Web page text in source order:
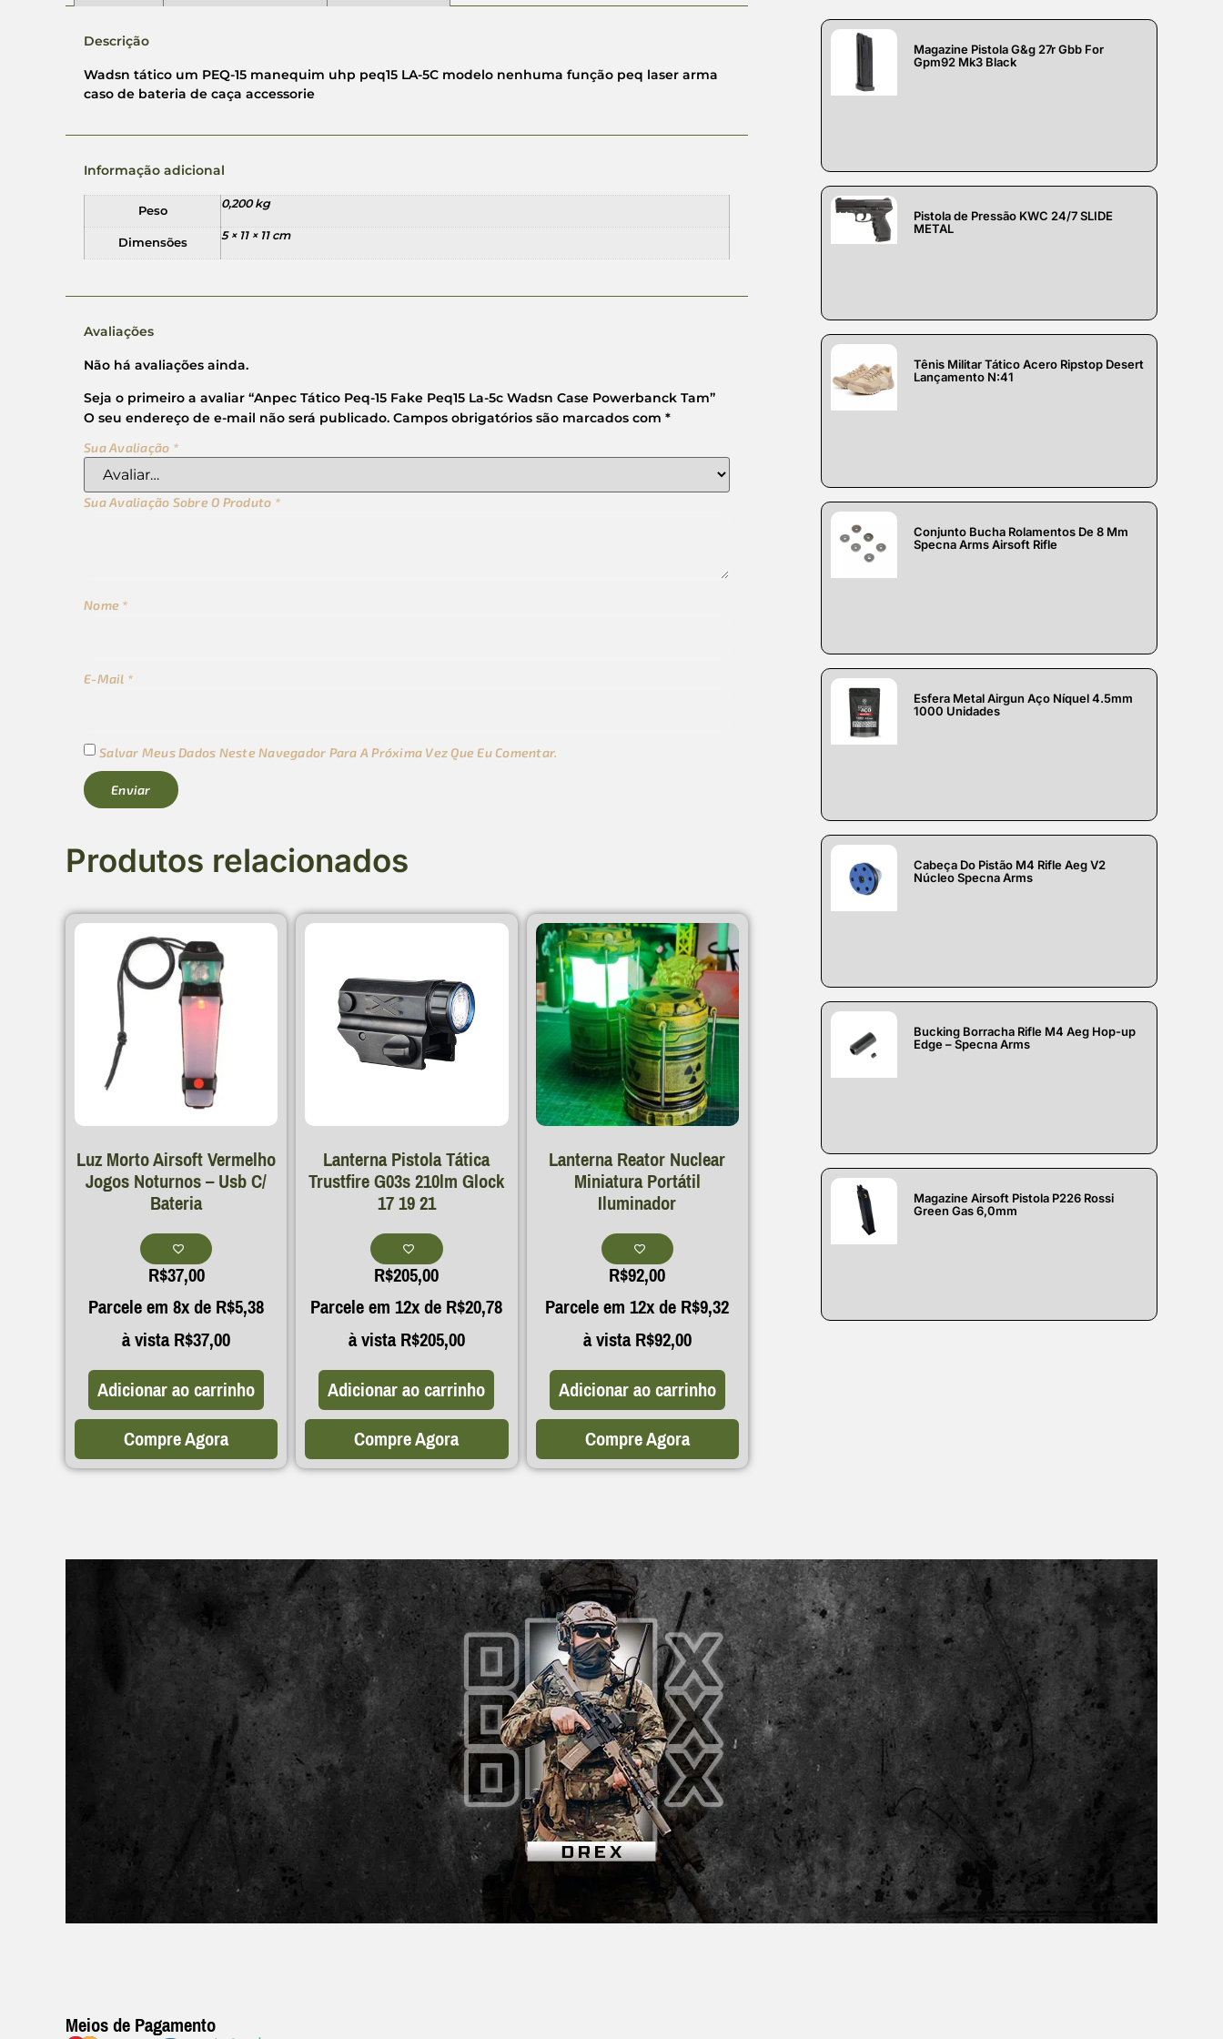
Descrição
Wadsn tático um PEQ-15 manequim uhp peq15 LA-5C modelo nenhuma função peq laser arma
caso de bateria de caça accessorie
Informação adicional
Peso
0,200 kg
Dimensões
5 × 11 × 11 cm
Avaliações
Não há avaliações ainda.
Seja o primeiro a avaliar “Anpec Tático Peq-15 Fake Peq15 La-5c Wadsn Case Powerbanck Tam”
O seu endereço de e-mail não será publicado. Campos obrigatórios são marcados com *
Sua Avaliação *
Sua Avaliação Sobre O Produto *
Nome *
E-Mail *
Salvar Meus Dados Neste Navegador Para A Próxima Vez Que Eu Comentar.
Produtos relacionados
Luz Morto Airsoft Vermelho
Jogos Noturnos – Usb C/
Bateria
R$37,00
Parcele em 8x deR$5,38
à vistaR$37,00
Adicionar ao carrinho
Compre Agora
Lanterna Pistola Tática
Trustfire G03s 210lm Glock
17 19 21
R$205,00
Parcele em 12x deR$20,78
à vistaR$205,00
Adicionar ao carrinho
Compre Agora
Lanterna Reator Nuclear
Miniatura Portátil
Iluminador
R$92,00
Parcele em 12x deR$9,32
à vistaR$92,00
Adicionar ao carrinho
Compre Agora
Magazine Pistola G&g 27r Gbb For
Gpm92 Mk3 Black
Pistola de Pressão KWC 24/7 SLIDE
METAL
Tênis Militar Tático Acero Ripstop Desert
Lançamento N:41
Conjunto Bucha Rolamentos De 8 Mm
Specna Arms Airsoft Rifle
Esfera Metal Airgun Aço Níquel 4.5mm
1000 Unidades
Cabeça Do Pistão M4 Rifle Aeg V2
Núcleo Specna Arms
Bucking Borracha Rifle M4 Aeg Hop-up
Edge – Specna Arms
Magazine Airsoft Pistola P226 Rossi
Green Gas 6,0mm
Meios de Pagamento